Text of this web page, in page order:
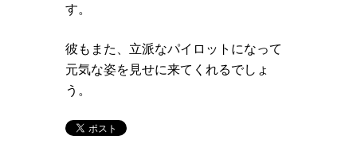
す。
彼もまた、立派なパイロットになって
元気な姿を見せに来てくれるでしょ
う。